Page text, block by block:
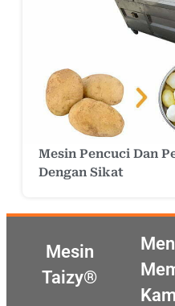
Mesin Pencuci Dan
Dengan Sikat
Mesin
Taizy®